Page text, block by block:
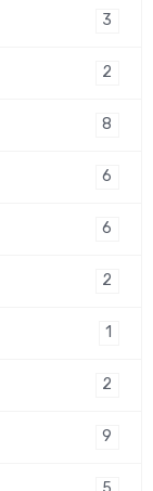
3
2
8
6
6
2
1
2
9